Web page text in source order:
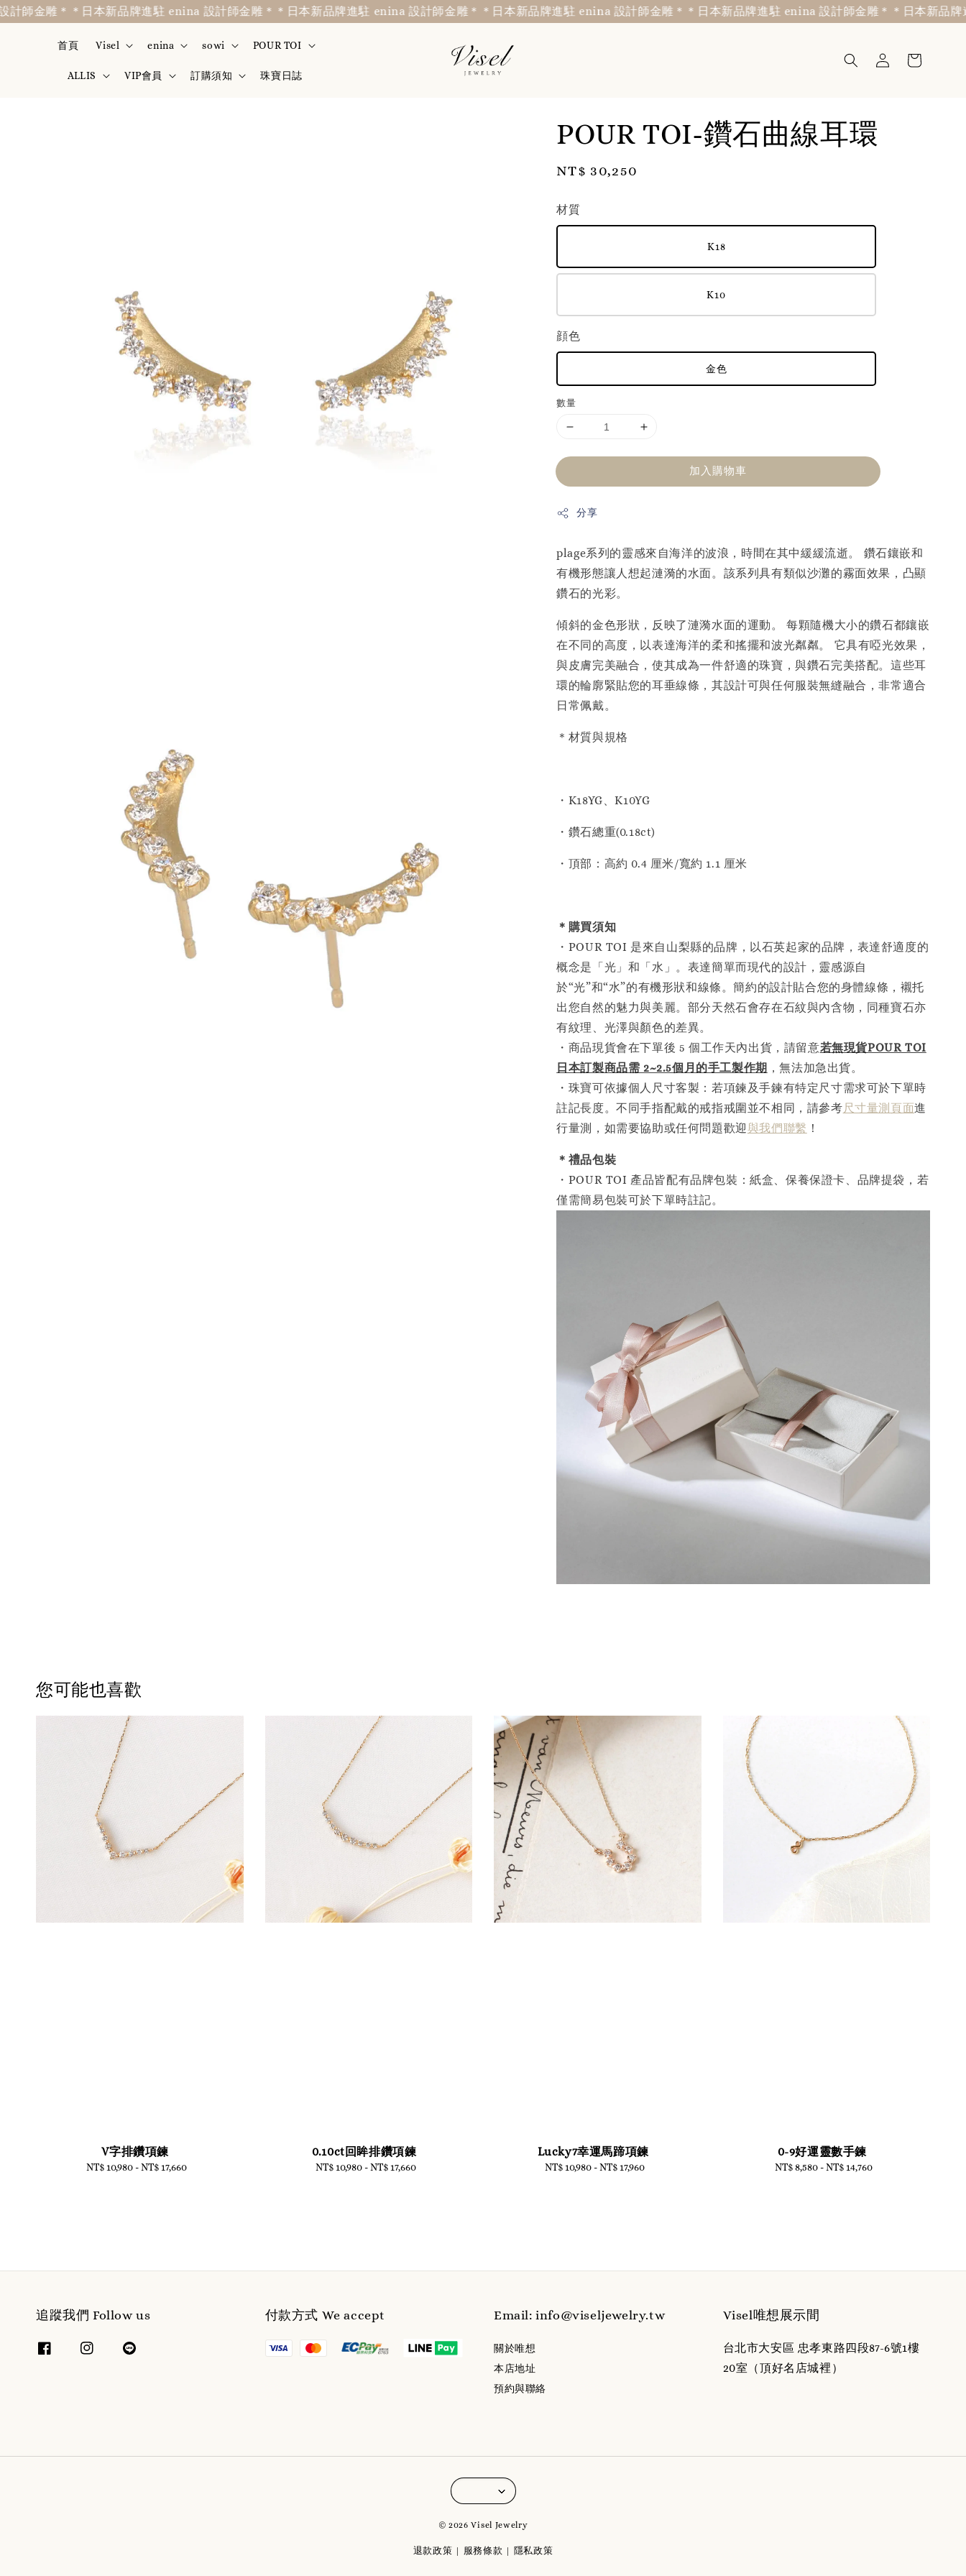
金雕＊＊日本新品牌進駐 enina 設計師金雕＊＊日本新品牌進駐 enina 設計師金雕＊＊日本新品牌進駐 enina 設計師金雕＊＊日本新品牌進駐 enina 設計師金雕＊＊日本新品牌進
首頁 Visel enina sowi POUR TOI
ALLIS VIP會員 訂購須知 珠寶日誌
POUR TOI-鑽石曲線耳環
Regular
NT$ 30,250
材質
K18
K10
顔色
金色
數量
加入購物車
分享
plage系列的靈感來自海洋的波浪，時間在其中緩緩流逝。 鑽石鑲嵌和
有機形態讓人想起漣漪的水面。該系列具有類似沙灘的霧面效果，凸顯
鑽石的光彩。
傾斜的金色形狀，反映了漣漪水面的運動。 每顆隨機大小的鑽石都鑲嵌
在不同的高度，以表達海洋的柔和搖擺和波光粼粼。 它具有啞光效果，
與皮膚完美融合，使其成為一件舒適的珠寶，與鑽石完美搭配。這些耳
環的輪廓緊貼您的耳垂線條，其設計可與任何服裝無縫融合，非常適合
日常佩戴。
＊材質與規格
・K18YG、K10YG
・鑽石總重(0.18ct)
・頂部：高約 0.4 厘米/寬約 1.1 厘米
＊購買須知
・POUR TOI 是來自山梨縣的品牌，以石英起家的品牌，表達舒適度的
概念是「光」和「水」。表達簡單而現代的設計，靈感源自
於“光”和“水”的有機形狀和線條。簡約的設計貼合您的身體線條，襯托
出您自然的魅力與美麗。部分天然石會存在石紋與內含物，同種寶石亦
有紋理、光澤與顏色的差異。
・商品現貨會在下單後 5 個工作天內出貨，請留意若無現貨POUR TOI
日本訂製商品需 2~2.5個月的手工製作期 ，無法加急出貨。
・珠寶可依據個人尺寸客製：若項鍊及手鍊有特定尺寸需求可於下單時
註記長度。不同手指配戴的戒指戒圍並不相同，請參考尺寸量測頁面進
行量測，如需要協助或任何問題歡迎與我們聯繫 ！
＊禮品包裝
・POUR TOI 產品皆配有品牌包裝：紙盒、保養保證卡、品牌提袋，若
僅需簡易包裝可於下單時註記。
您可能也喜歡
V字排鑽項鍊
Regular
NT$ 10,980 -NT$ 17,660
0.10ct回眸排鑽項鍊
Regular
NT$ 10,980-NT$ 17,660
Lucky7幸運馬蹄項鍊
Regular
NT$ 10,980-NT$ 17,960
0-9好運靈數手鍊
Regular
NT$ 8,580-NT$ 14,760
追蹤我們 Follow us 付款方式 We accept Email: info@viseljewelry.tw
關於唯想
本店地址
預約與聯絡
Visel唯想展示間
台北市大安區 忠孝東路四段87-6號1樓
20室（頂好名店城裡）
© 2026 Visel Jewelry
退款政策 服務條款 隱私政策